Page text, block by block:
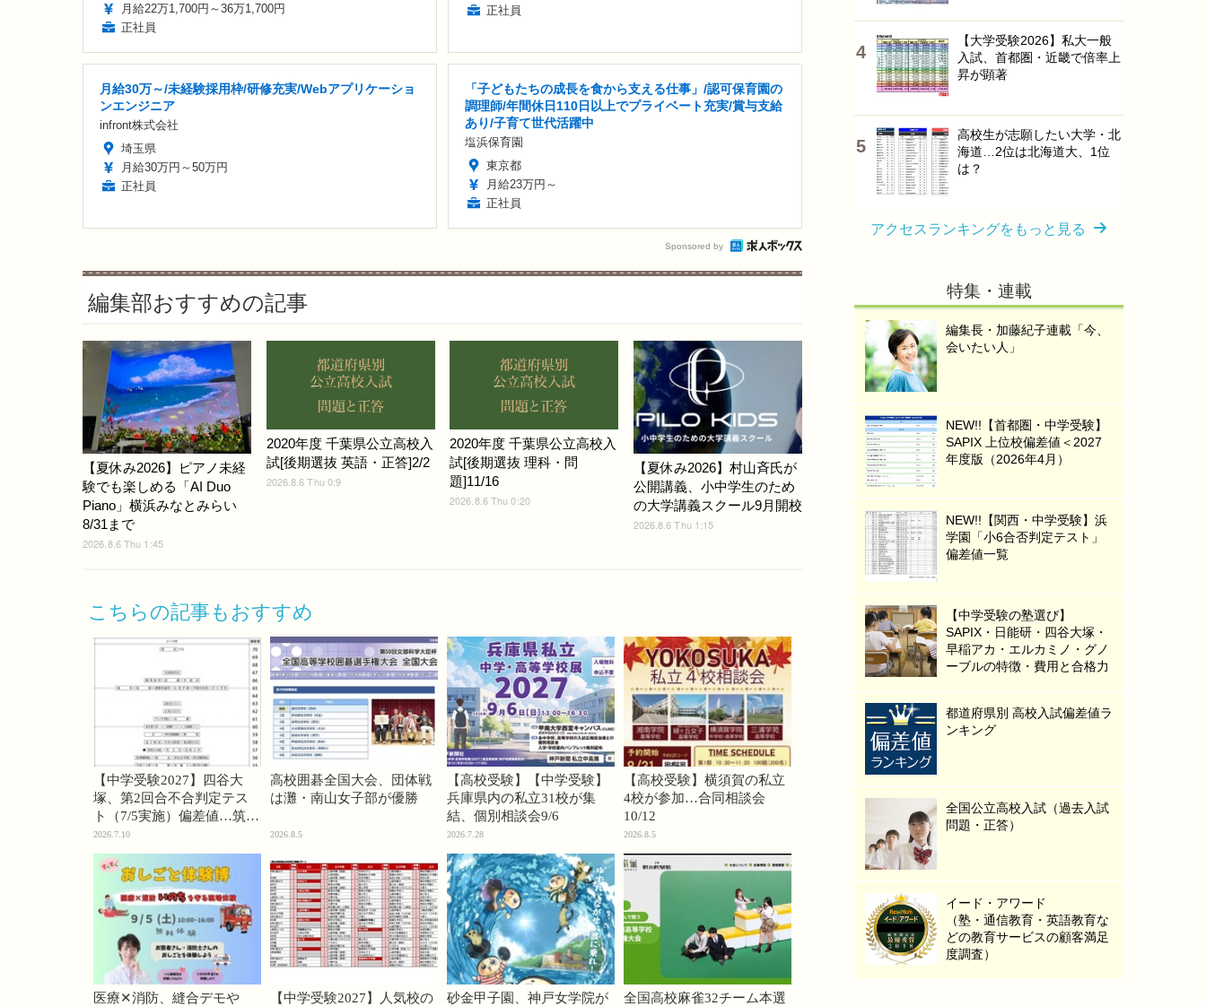
月給22万1,700円～36万1,700円
正社員
正社員
月給30万～/未経験採用枠/研修充実/Webアプリケーショ
ンエンジニア
infront株式会社
埼玉県
月給30万円～50万円
正社員
「子どもたちの成長を食から支える仕事」/認可保育園の
調理師/年間休日110日以上でプライベート充実/賞与支給
あり/子育て世代活躍中
塩浜保育園
東京都
月給23万円～
正社員
Sponsored by
編集部おすすめの記事
【夏休み2026】ピアノ未経
験でも楽しめる「AI Duo
Piano」横浜みなとみらい
8/31まで
2026.8.6 Thu 1:45
2020年度 千葉県公立高校入
試[後期選抜 英語・正答]2/2
2026.8.6 Thu 0:9
2020年度 千葉県公立高校入
試[後期選抜 理科・問
題]11/16
2026.8.6 Thu 0:20
【夏休み2026】村山斉氏が
公開講義、小中学生のため
の大学講義スクール9月開校
2026.8.6 Thu 1:15
こちらの記事もおすすめ
【中学受験2027】四谷大
塚、第2回合不合判定テス
ト（7/5実施）偏差値…筑駒
74・桜蔭70＜PR＞
2026.7.10
高校囲碁全国大会、団体戦
は灘・南山女子部が優勝
2026.8.5
【高校受験】【中学受験】
兵庫県内の私立31校が集
結、個別相談会9/6
2026.7.28
【高校受験】横須賀の私立
4校が参加…合同相談会
10/12
2026.8.5
医療✕消防、縫合デモや
【中学受験2027】人気校の
砂金甲子園、神戸女学院が
全国高校麻雀32チーム本選
【大学受験2026】私大一般
入試、首都圏・近畿で倍率上
昇が顕著
高校生が志願したい大学・北
海道…2位は北海道大、1位
は？
アクセスランキングをもっと見る
特集・連載
編集長・加藤紀子連載「今、
会いたい人」
NEW!!【首都圏・中学受験】
SAPIX 上位校偏差値＜2027
年度版（2026年4月）
NEW!!【関西・中学受験】浜
学園「小6合否判定テスト」
偏差値一覧
【中学受験の塾選び】
SAPIX・日能研・四谷大塚・
早稲アカ・エルカミノ・グノ
ーブルの特徴・費用と合格力
都道府県別 高校入試偏差値ラ
ンキング
全国公立高校入試（過去入試
問題・正答）
イード・アワード
（塾・通信教育・英語教育な
どの教育サービスの顧客満足
度調査）